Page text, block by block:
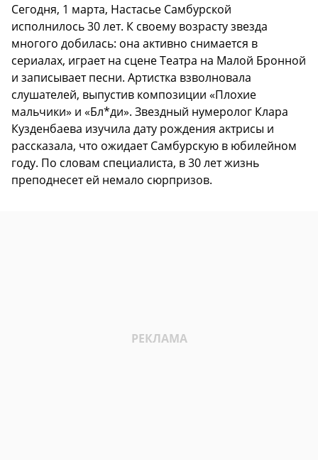
Сегодня, 1 марта, Настасье Самбурской
исполнилось 30 лет. К своему возрасту звезда
многого добилась: она активно снимается в
сериалах, играет на сцене Театра на Малой Бронной
и записывает песни. Артистка взволновала
слушателей, выпустив композиции «Плохие
мальчики» и «Бл*ди». Звездный нумеролог Клара
Кузденбаева изучила дату рождения актрисы и
рассказала, что ожидает Самбурскую в юбилейном
году. По словам специалиста, в 30 лет жизнь
преподнесет ей немало сюрпризов.